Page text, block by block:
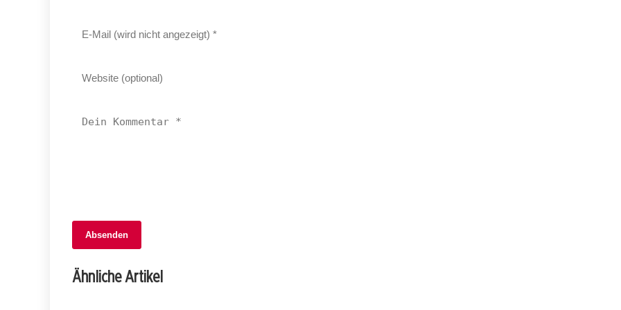
Absenden
Ähnliche Artikel
06. September 2025
Chemische Reaktion in Rudolfstetten: